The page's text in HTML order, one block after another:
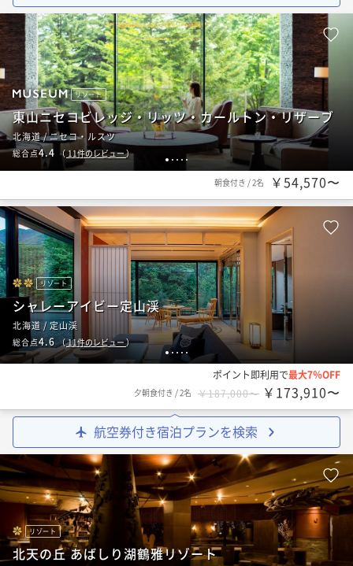
1 2 3 4 5
リゾート
東山ニセコビレッジ・リッツ・カールトン・リザーブ
北海道 / ニセコ・ルスツ
総合点4.4 （11件のレビュー）
朝食付き /2名 ￥54,570〜
1 2 3 45
リゾート
シャレーアイビー定山渓
北海道 / 定山渓
総合点4.6（11件のレビュー）
ポイント即利用で最大7％OFF
夕朝食付き /2名 ￥187,000〜 ￥173,910〜
航空券付き宿泊プランを検索
リゾート
北天の丘 あばしり湖鶴雅リゾート